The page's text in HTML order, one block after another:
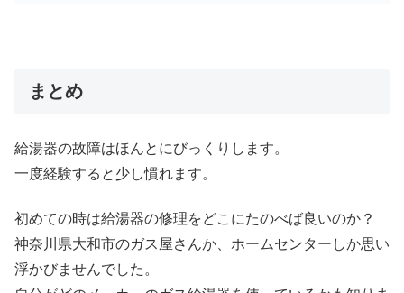
まとめ
給湯器の故障はほんとにびっくりします。
一度経験すると少し慣れます。
初めての時は給湯器の修理をどこにたのべば良いのか？
神奈川県大和市のガス屋さんか、ホームセンターしか思い
浮かびませんでした。